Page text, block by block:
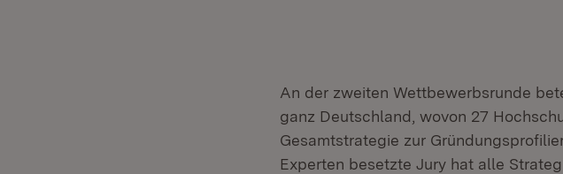
An der zweiten Wettbewerbsrunde
ganz Deutschland, wovon 27
Gesamtstrategie zur
Experten besetzte Jury hat alle